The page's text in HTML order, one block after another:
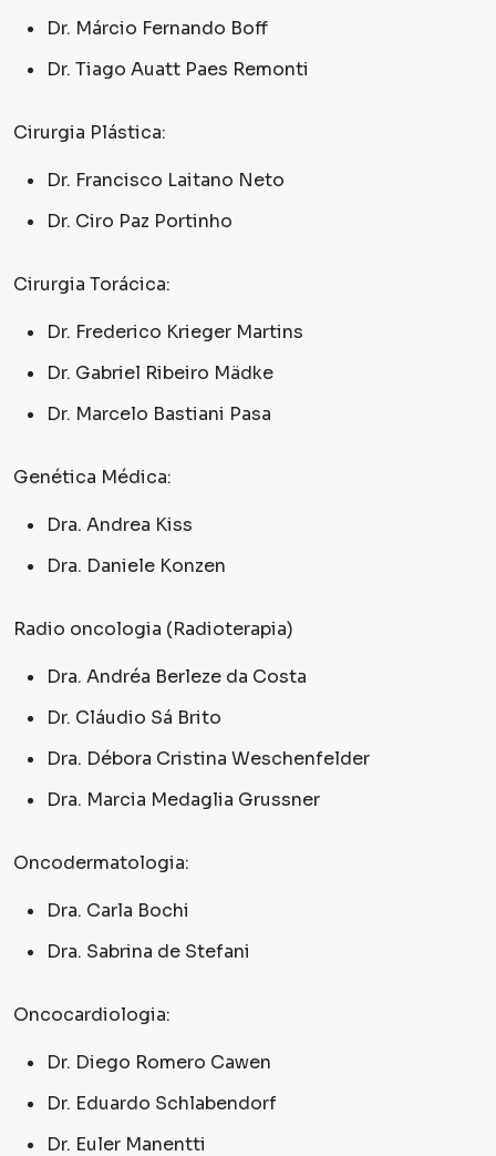
Dr. Márcio Fernando Boff
Dr. Tiago Auatt Paes Remonti
Cirurgia Plástica:
Dr. Francisco Laitano Neto
Dr. Ciro Paz Portinho
Cirurgia Torácica:
Dr. Frederico Krieger Martins
Dr. Gabriel Ribeiro Mädke
Dr. Marcelo Bastiani Pasa
Genética Médica:
Dra. Andrea Kiss
Dra. Daniele Konzen
Radio oncologia (Radioterapia)
Dra. Andréa Berleze da Costa
Dr. Cláudio Sá Brito
Dra. Débora Cristina Weschenfelder
Dra. Marcia Medaglia Grussner
Oncodermatologia:
Dra. Carla Bochi
Dra. Sabrina de Stefani
Oncocardiologia:
Dr. Diego Romero Cawen
Dr. Eduardo Schlabendorf
Dr. Euler Manentti